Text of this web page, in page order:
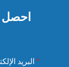
البريد